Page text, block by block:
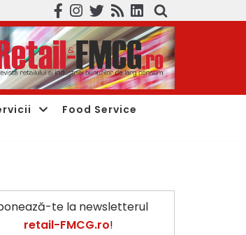
Food Service
te la newsletterul
retail-FMCG.ro!